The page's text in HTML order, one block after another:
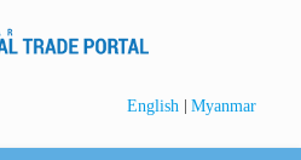
English | Myanmar